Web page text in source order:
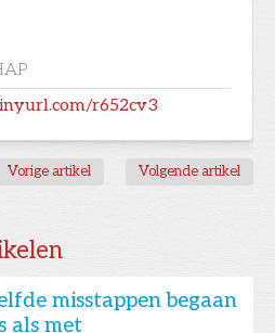
r652cv3
Vorige artikel Volgende artikel
misstappen begaan
als met